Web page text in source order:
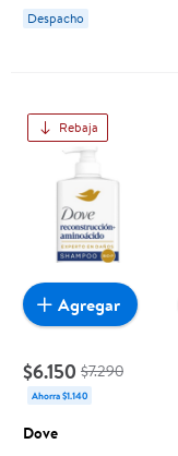
Despacho
Rebaja
$6.150 $7.290
Ahorra $1.140
Dove
Agregar